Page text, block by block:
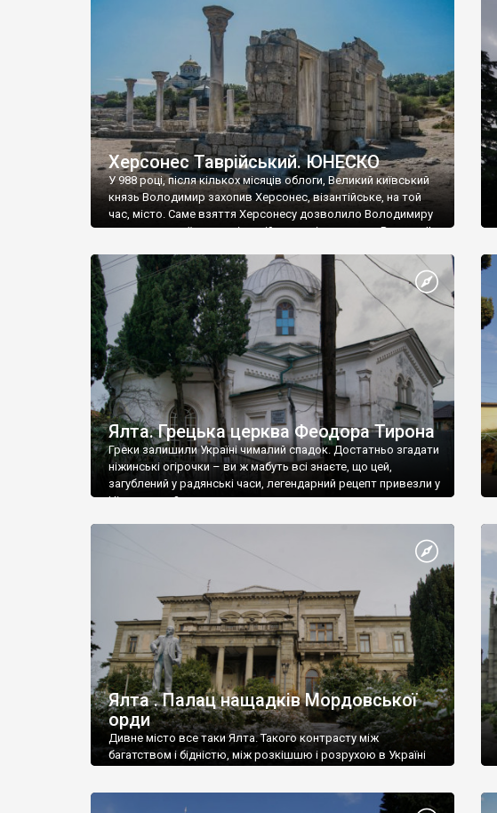
візантійської доби. Раритети викрадені з фондів об’єкту
культурної спадщини ЮНЕСКО «Херсонеса Таврійського».
Офіційно – на виставку «Золото Візантії», але експерти та
влада в Україні вважають це лише […]
Херсонес Таврійський. ЮНЕСКО
У 988 році, після кількох місяців облоги, Великий київський
князь Володимир захопив Херсонес, візантійське, на той
час, місто. Саме взяття Херсонесу дозволило Володимиру
диктувати свої умови візантійському імператору Василю ІІ,
Херсонесі Володимир-язичник, став Василем-
християнином. А потім було Хрещення Русі. На честь
Херсонесу Таврійського названо місто […]
Ялта. Грецька церква Феодора Тирона
Греки залишили Україні чималий спадок. Достатньо згадати
ніжинські огірочки – ви ж мабуть всі знаєте, що цей,
загублений у радянські часи, легендарний рецепт привезли у
Ніжин греки?
Ялта . Палац нащадків Мордовської
орди
Дивне місто все таки Ялта. Такого контрасту між
багатством і бідністю, між розкішшю і розрухою в Україні